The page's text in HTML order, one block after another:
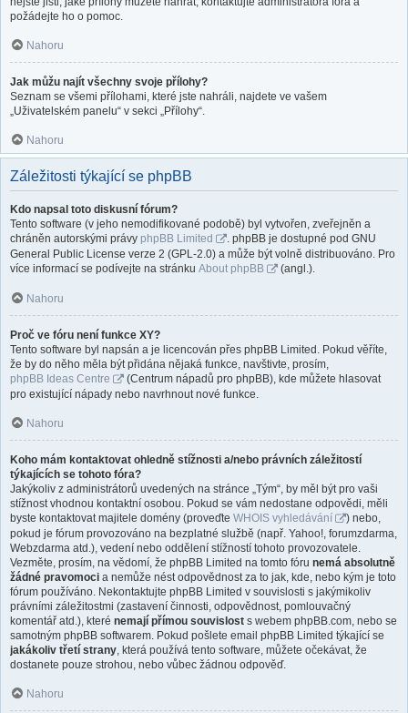
požádejte ho o pomoc.
Nahoru
Jak můžu najít všechny svoje přílohy?
Seznam se všemi přílohami, které jste nahráli, najdete ve vašem
„Uživatelském panelu“ v sekci „Přílohy“.
Nahoru
Záležitosti týkající se phpBB
Kdo napsal toto diskusní fórum?
Tento software (v jeho nemodifikované podobě) byl vytvořen, zveřejněn a
chráněn autorskými právy phpBB Limited
. phpBB je dostupné pod GNU
General Public License verze 2 (GPL-2.0) a může být volně distribuováno. Pro
více informací se podívejte na stránku About phpBB (angl.).
Nahoru
Proč ve fóru není funkce XY?
Tento software byl napsán a je licencován přes phpBB Limited. Pokud věříte,
že by do něho měla být přidána nějaká funkce, navštivte, prosím,
phpBB Ideas Centre
(Centrum nápadů pro phpBB), kde můžete hlasovat
pro existující nápady nebo navrhnout nové funkce.
Nahoru
Koho mám kontaktovat ohledně stížnosti a/nebo právních záležitostí
týkajících se tohoto fóra?
Jakýkoliv z administrátorů uvedených na stránce „Tým“, by měl být pro vaši
stížnost vhodnou kontaktní osobou. Pokud se vám nedostane odpovědi, měli
byste kontaktovat majitele domény (proveďte WHOIS vyhledávání
) nebo,
pokud je fórum provozováno na bezplatné službě (např. Yahoo!, forumzdarma,
Webzdarma atd.), vedení nebo oddělení stížností tohoto provozovatele.
Vezměte, prosím, na vědomí, že phpBB Limited na tomto fóru nemá absolutně
žádné pravomoci a nemůže nést odpovědnost za to jak, kde, nebo kým je toto
fórum používáno. Nekontaktujte phpBB Limited v souvislosti s jakýmikoliv
právními záležitostmi (zastavení činnosti, odpovědnost, pomlouvačný
komentář atd.), které nemají přímou souvislost s webem phpBB.com, nebo se
samotným phpBB softwarem. Pokud pošlete email phpBB Limited týkající se
jakákoliv třetí strany , která používá tento software, můžete očekávat, že
dostanete pouze strohou, nebo vůbec žádnou odpověď.
Nahoru